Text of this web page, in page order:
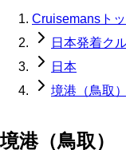
Cruisemansト
日本発着ク
日本
境港（鳥取）
境港（鳥取）